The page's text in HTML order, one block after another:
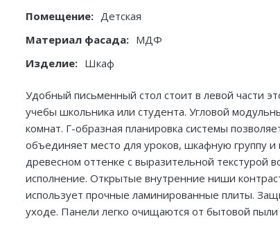
Помещение: Детская
Материал фасада: МДФ
Изделие: Шкаф
Удобный письменный стол стоит в левой части
учебы школьника или студента. Угловой
комнат. Г-образная планировка системы
объединяет место для уроков, шкафную группу
древесном оттенке с выразительной текстурой
исполнение. Открытые внутренние ниши
использует прочные ламинированные плиты.
уходе. Панели легко очищаются от бытовой